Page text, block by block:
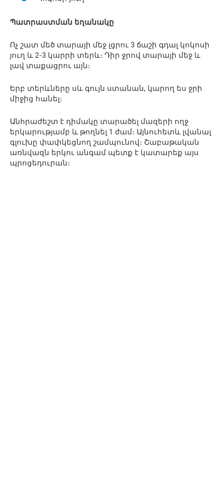
Պատրաստման եղանակը
Ոչ շատ մեծ տարայի մեջ լցրու 3 ճաշի գդալ կոկոսի
յուղ և 2-3 կարրի տերև։ Դիր ջրով տարայի մեջ և
լավ տաքացրու այն։
Երբ տերևները սև գույն ստանան, կարող ես ջրի
միջից հանել։
Անհրաժեշտ է դիմակը տարածել մազերի ողջ
երկարությամբ և թողնել 1 ժամ։ Այնուհետև լվանալ
գլուխը փափկեցնող շամպունով։ Շաբաթական
առնվազն երկու անգամ պետք է կատարեք այս
պրոցեդուրան։